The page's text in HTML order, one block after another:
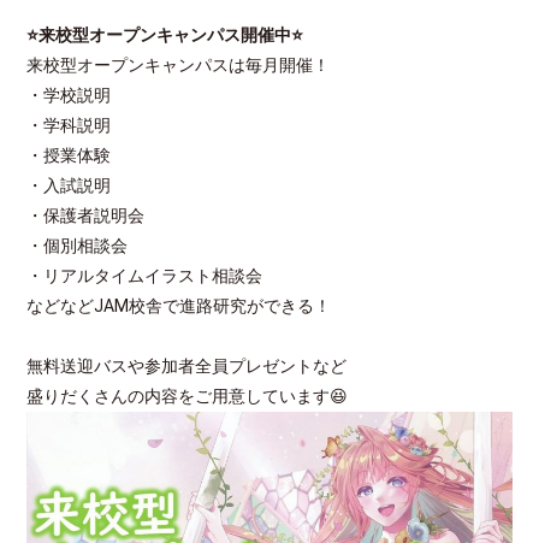
⭐来校型オープンキャンパス開催中⭐
来校型オープンキャンパスは毎月開催！
・学校説明
・学科説明
・授業体験
・入試説明
・保護者説明会
・個別相談会
・リアルタイムイラスト相談会
などなどJAM校舎で進路研究ができる！
無料送迎バスや参加者全員プレゼントなど
盛りだくさんの内容をご用意しています😆